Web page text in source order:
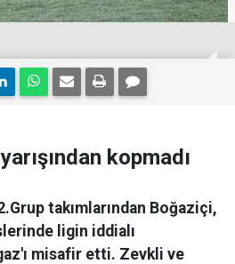
kopmadı
takımlarından Boğaziçi,
ligin iddialı
misafir etti. Zevkli ve